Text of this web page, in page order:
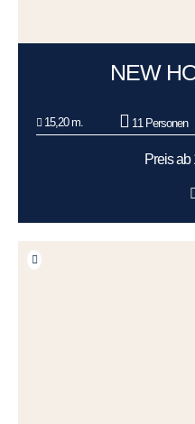
NEW
15,20 m. 11 Personen
Preis ab